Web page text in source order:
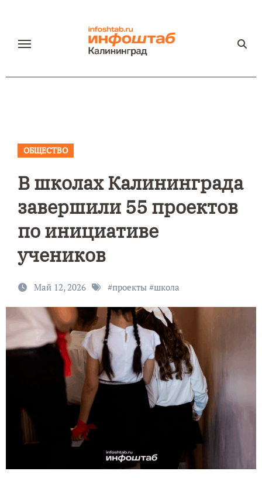
содержанию
ОБЩЕСТВО
В школах Калининграда
завершили 55 проектов
по инициативе
учеников
Май 12, 2026 #проекты#школа